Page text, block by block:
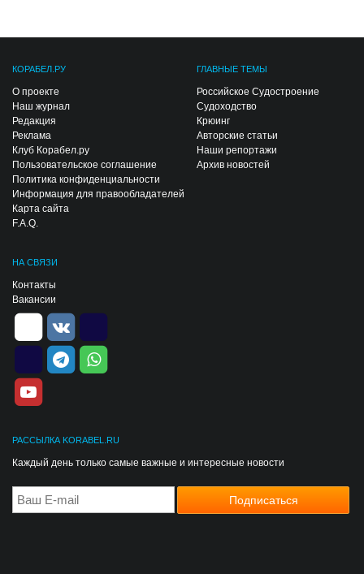
КОРАБЕЛ.РУ
О проекте
Наш журнал
Редакция
Реклама
Клуб Корабел.ру
Пользовательское соглашение
Политика конфиденциальности
Информация для правообладателей
Карта сайта
F.A.Q.
ГЛАВНЫЕ ТЕМЫ
Российское Судостроение
Судоходство
Крюинг
Авторские статьи
Наши репортажи
Архив новостей
НА СВЯЗИ
Контакты
Вакансии
РАССЫЛКА KORABEL.RU
Каждый день только самые важные и интересные новости